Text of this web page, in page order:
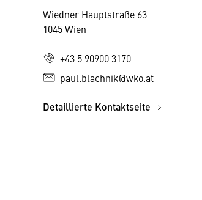
Wiedner Hauptstraße 63
1045 Wien
+43 5 90900 3170
paul.blachnik@wko.at
Detaillierte Kontaktseite